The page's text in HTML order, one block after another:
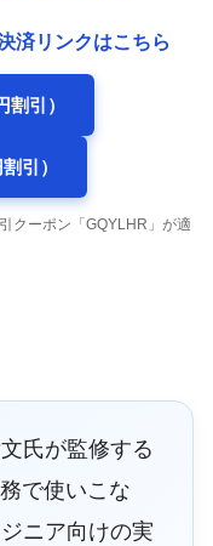
済リンクはこちら
引）
引）
クーポン「GQYLHR」が適
氏が監修する
で使いこな
ニア向けの実